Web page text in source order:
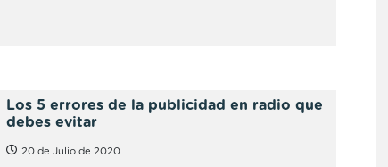
Los 5 errores de la publicidad en radio que
debes evitar
20 de Julio de 2020